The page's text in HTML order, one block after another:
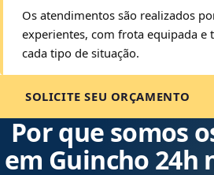
Os atendimentos são realizados
experientes, com frota equipada e
cada tipo de situação.
SOLICITE SEU ORÇAMENTO
Por que somos
em Guincho 24h